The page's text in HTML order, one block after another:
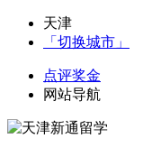
天津
「切换城市」
点评奖金
网站导航